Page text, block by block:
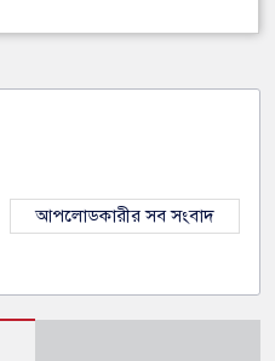
আপলোডকারীর সব সংবাদ